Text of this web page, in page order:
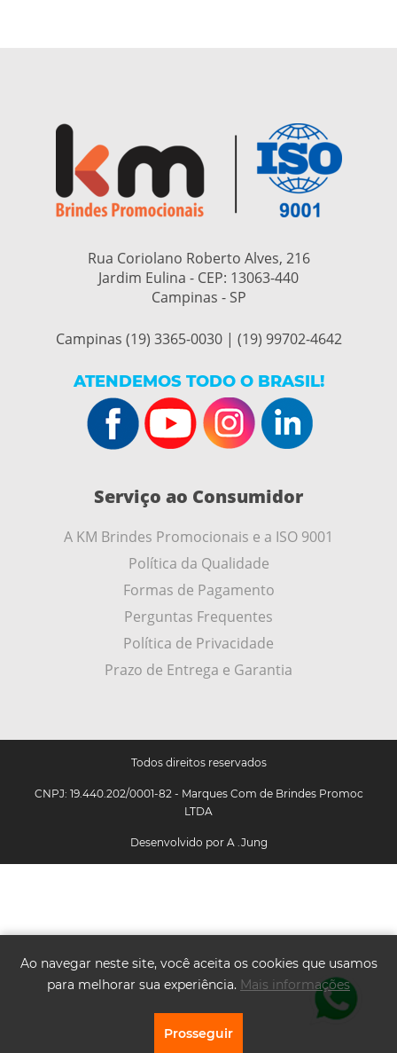
Ao navegar neste site, você aceita os cookies que usamos
para melhorar sua experiência. Mais informações
Prosseguir
Rua Coriolano Roberto Alves, 216
Jardim Eulina - CEP: 13063-440
Campinas - SP
Campinas (19) 3365-0030 | (19) 99702-4642
ATENDEMOS TODO O BRASIL!
Serviço ao Consumidor
A KM Brindes Promocionais e a ISO 9001
Política da Qualidade
Formas de Pagamento
Perguntas Frequentes
Política de Privacidade
Prazo de Entrega e Garantia
Todos direitos reservados
CNPJ: 19.440.202/0001-82 - Marques Com de Brindes Promoc
LTDA
Desenvolvido por A .Jung